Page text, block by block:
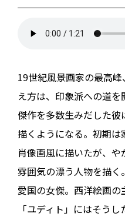
19世紀風景画家の最高
え方は、印象派への道
傑作を多数生みだした
描くようになる。初期
肖像画風に描いたが、
雰囲気の漂う人物を描
愛国の女傑。西洋絵画
「ユディト」にはそう